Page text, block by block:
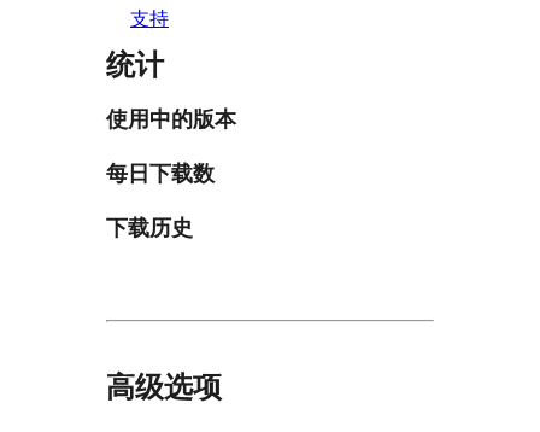
支持
统计
使用中的版本
每日下载数
下载历史
高级选项